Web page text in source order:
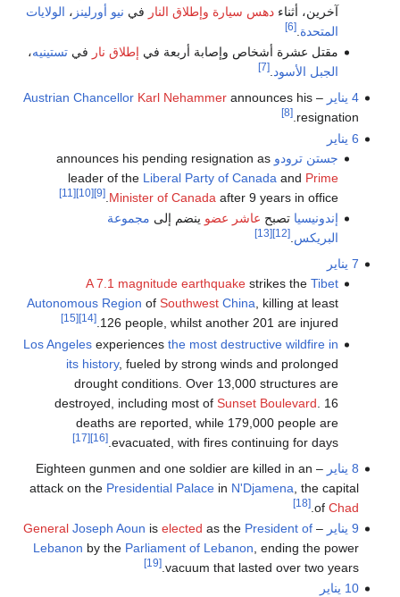
آخرين، أثناء دهس سيارة وإطلاق النار في نيو أورلينز ، الولايات
المتحدة [6]
مقتل عشرة أشخاص وإصابة أربعة في إطلاق نار في تستينيه،
الجبل الأسود.
[7]
4 يناير –
Austrian Chancellor Karl Nehammerannounces his
resignation.
[8]
6 يناير
جستن ترودو announces his pending resignation as
leader of the Liberal Party of Canada and Prime
Minister of Canada after 9 years in office.
[9]
[10]
[11]
إندونيسيا تصبح عاشر عضو ينضم إلى مجموعة
البريكس [12]
[13]
7 يناير
A 7.1 magnitude earthquake strikes theTibet
Autonomous Region ofSouthwest China , killing at least
126 people, whilst another 201 are injured.
[14]
[15]
Los Angeles experiencesthe most destructive wildfire in
its history, fueled by strong winds and prolonged
drought conditions. Over 13,000 structures are
destroyed, including most ofSunset Boulevard . 16
deaths are reported, while 179,000 people are
evacuated, with fires continuing for days.
[16]
[17]
8 يناير
– Eighteen gunmen and one soldier are killed in an
attack on the Presidential Palacein N'Djamena , the capital
of Chad
.
[18]
9 يناير –
General Joseph Aoun is elected as the President of
Lebanon by the Parliament of Lebanon , ending the power
vacuum that lasted over two years.
[19]
10 يناير